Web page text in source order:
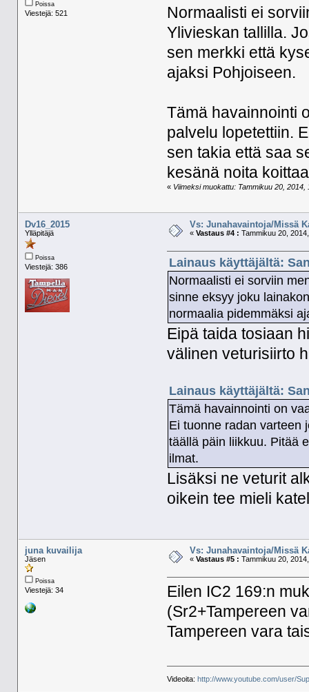
Poissa
Viestejä: 521
Normaalisti ei
Ylivieskan tallilla.
sen merkki että
ajaksi Pohjoiseen.
Tämä havainnointi
palvelu lopetettiin.
sen takia että saa
kesänä noita
« Viimeksi muokattu: Tammikuu 20,
Dv16_2015
Ylläpitäjä
Poissa
Viestejä: 386
Vs: Junahavaintoja/Missä
« Vastaus #4 : Tammikuu 20,
Lainaus käyttäjältä:
Normaalisti ei sorviin
sinne eksyy joku
normaalia pidemmäksi
Eipä taida tosiaan
välinen veturisiirto
Lainaus käyttäjältä:
Tämä havainnointi on
Ei tuonne radan varteen
täällä päin liikkuu. Pitää
ilmat.
Lisäksi ne veturit
oikein tee mieli
juna kuvailija
Jäsen
Poissa
Viestejä: 34
Vs: Junahavaintoja/Missä
« Vastaus #5 : Tammikuu 20,
Eilen IC2 169:n
(Sr2+Tampereen
Tampereen vara
Videoita:http://www.youtube.com/user/